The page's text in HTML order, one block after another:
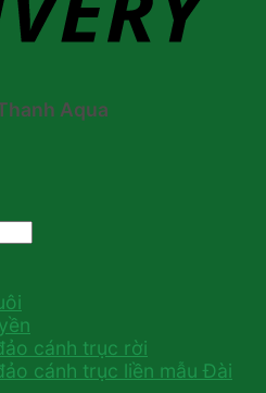
Aqua
cánh trục rời
cánh trục liền mẫu Đài